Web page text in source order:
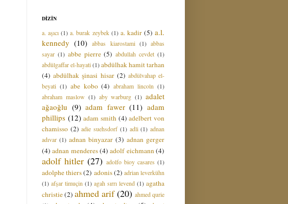
DİZİN
a. aşıcı (1) a. burak zeybek (1) a. kadir (5) a.l.
kennedy (10) abbas kiarostami (1) abbas
sayar (1) abbe pierre (5) abdullah cevdet (1)
abdülgaffar el-hayati(1)abdülhak hamit tarhan
(4) abdülhak şinasi hisar (2) abdülvahap el-
beyati (1) abe kobo (4) abraham lincoln (1)
abraham maslow (1) aby warburg (1) adalet
ağaoğlu (9) adam fawer (11) adam
phillips (12) adam smith (4) adelbert von
chamisso (2) adie suehsdorf (1) adli (1) adnan
adıvar (1) adnan binyazar (3) adnan gerger
(4) adnan menderes(4) adolf eichmann (4)
adolf hitler (27) adolfo bioy casares (1)
adolphe thiers(2) adonis(2) adrian leverkühn
(1) afşar timuçin (1) agah sırrı levend (1) agatha
christie(2) ahmed arif (20) ahmed qurie